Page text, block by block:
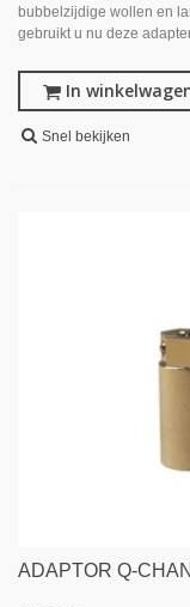
bubbelzijdige wollen en
gebruikt u nu deze
In
Snel bekijken
ADAPTOR Q-